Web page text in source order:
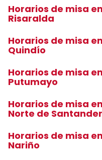
Horarios de misa
Risaralda
Horarios de misa
Quindío
Horarios de misa
Putumayo
Horarios de misa
Norte de Santander
Horarios de misa
Nariño